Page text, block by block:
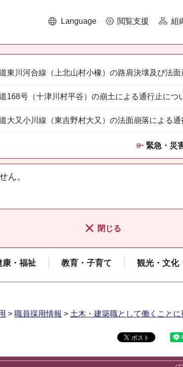
Language 閲覧支援 組
東川河合線（上北山村小橡）の路肩決壊及び法
168号（十津川村平谷）の崩土による通行止につ
大又小川線（東吉野村大又）の法面崩落による通
緊急・災
ん。
閉じる
康・福祉 教育・子育て 観光・文化
> 職員採用情報 > 土木・建築職として働くこと